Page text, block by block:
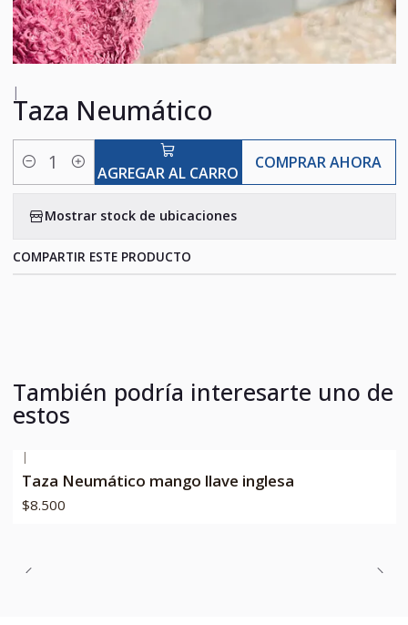
|
Taza Neumático
Cantidad AGREGAR AL CARRO
COMPRAR AHORA
Mostrar stock de ubicaciones
COMPARTIR ESTE PRODUCTO
También podría interesarte uno de
estos
|
Taza Neumático mango llave inglesa
$8.500